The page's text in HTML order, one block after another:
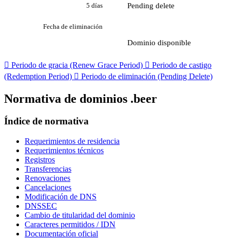
5 días Pending delete
Fecha de eliminación
Dominio disponible
 Periodo de gracia (Renew Grace Period)  Periodo de castigo
(Redemption Period)  Periodo de eliminación (Pending Delete)
Normativa de dominios .beer
Índice de normativa
Requerimientos de residencia
Requerimientos técnicos
Registros
Transferencias
Renovaciones
Cancelaciones
Modificación de DNS
DNSSEC
Cambio de titularidad del dominio
Caracteres permitidos / IDN
Documentación oficial